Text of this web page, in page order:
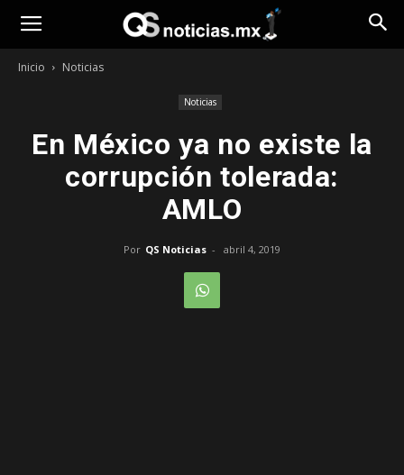
Inicio Noticias
Noticias
En México ya no existe la
corrupción tolerada:
AMLO
Por QS Noticias - abril 4, 2019